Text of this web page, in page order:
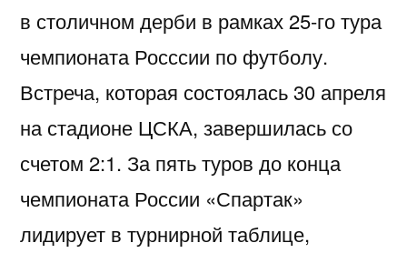
в столичном дерби в рамках 25-го тура
чемпионата Росссии по футболу.
Встреча, которая состоялась 30 апреля
на стадионе ЦСКА, завершилась со
счетом 2:1. За пять туров до конца
чемпионата России «Спартак»
лидирует в турнирной таблице,